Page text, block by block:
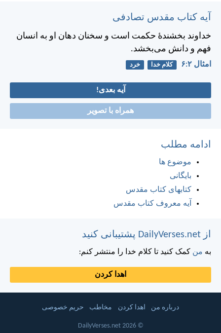
آیه کتاب مقدس تصادفی
خداوند بخشندهٔ حكمت است و سخنان دهان او به انسان
فهم و دانش می‌بخشد.
امثال ۲:‏۶ کلام خدا خرد
آیه بعدی!
همراه با تصویر
ادامه مطلب
موضوع ها
بایگانی
کتابهای کتاب مقدس
آیه معروف کتاب مقدس
از DailyVerses.net پشتیبانی کنید
به من کمک کنید تا کلام خدا را منتشر کنم:
اهدا کردن
درباره من اهدا کردن مخاطب حریم خصوصی
© 2026 DailyVerses.net